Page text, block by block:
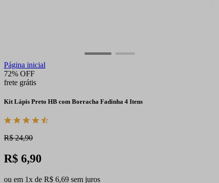
Página inicial
72% OFF
frete grátis
Kit Lápis Preto HB com Borracha Fadinha 4 Itens
R$ 24,90
R$ 6,90
ou em 1x de R$ 6,69 sem juros